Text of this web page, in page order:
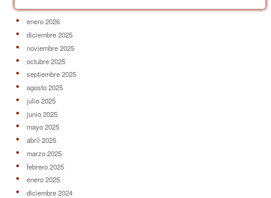
enero 2026
diciembre 2025
noviembre 2025
octubre 2025
septiembre 2025
agosto 2025
julio 2025
junio 2025
mayo 2025
abril 2025
marzo 2025
febrero 2025
enero 2025
diciembre 2024